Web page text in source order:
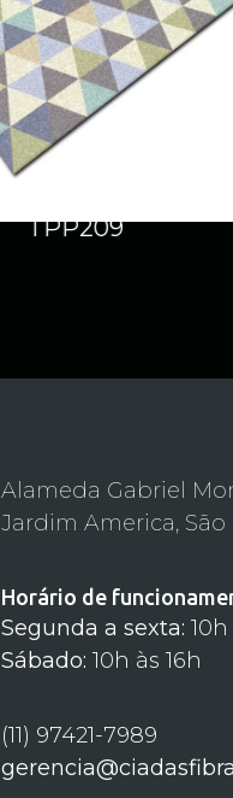
TPP207
Alameda Gabriel
Jardim America, São
Horário de
Segunda a sexta: 10h
Sábado: 10h às 16h
(11) 97421-7989